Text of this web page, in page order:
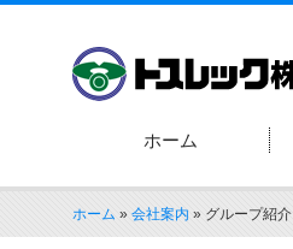
ホーム
ホーム » 会社案内 » グループ紹介